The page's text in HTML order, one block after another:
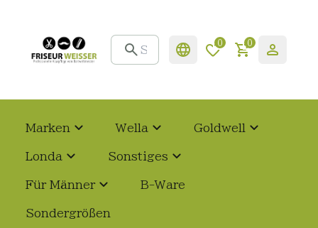
0 0
Marken Wella Goldwell
Londa Sonstiges
Für Männer B-Ware
Sondergrößen